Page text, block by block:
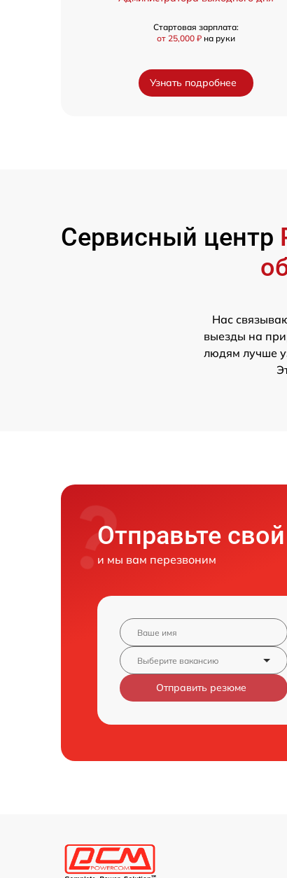
Стартовая зарплата:
от 25,000 ₽ на руки
Узнать подробнее
Сервисный центр
Нас
выезды на
людям лучше
Отправьте
и мы вам перезвоним
Отправить резюме